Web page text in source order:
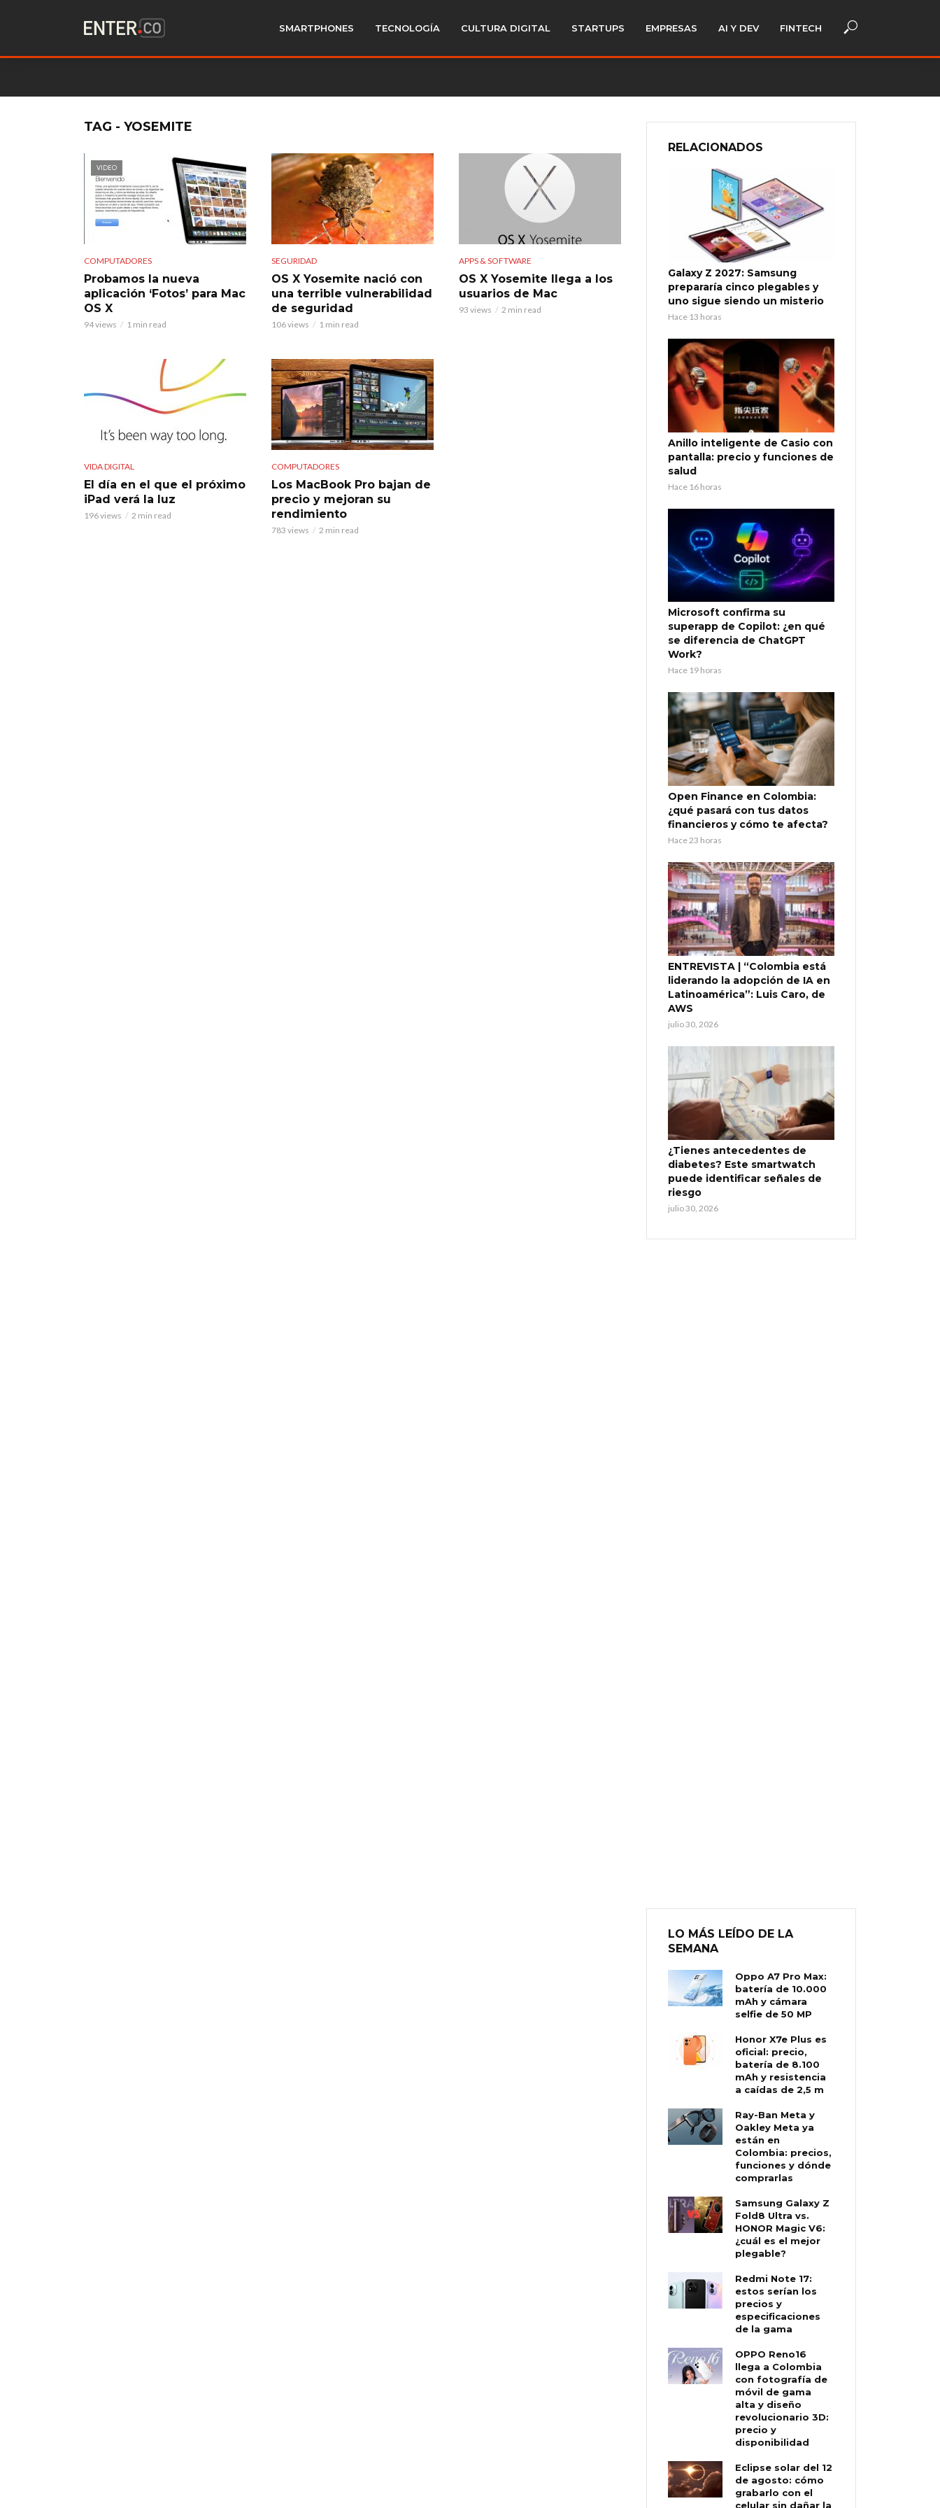
SMARTPHONES TECNOLOGÍA CULTURA DIGITAL STARTUPS EMPRESAS AI Y DEV FINTECH
TAG - YOSEMITE
VIDEO
COMPUTADORES
Probamos la nueva
aplicación ‘Fotos’ para Mac
OS X
94 views 1 min read
SEGURIDAD
OS X Yosemite nació con
una terrible vulnerabilidad
de seguridad
106 views 1 min read
APPS & SOFTWARE
OS X Yosemite llega a los
usuarios de Mac
93 views 2 min read
VIDA DIGITAL
El día en el que el próximo
iPad verá la luz
196 views 2 min read
COMPUTADORES
Los MacBook Pro bajan de
precio y mejoran su
rendimiento
783 views 2 min read
RELACIONADOS
Galaxy Z 2027: Samsung
prepararía cinco plegables y
uno sigue siendo un misterio
Hace 13 horas
Anillo inteligente de Casio con
pantalla: precio y funciones de
salud
Hace 16 horas
Microsoft confirma su
superapp de Copilot: ¿en qué
se diferencia de ChatGPT
Work?
Hace 19 horas
Open Finance en Colombia:
¿qué pasará con tus datos
financieros y cómo te afecta?
Hace 23 horas
ENTREVISTA | “Colombia está
liderando la adopción de IA en
Latinoamérica”: Luis Caro, de
AWS
julio 30, 2026
¿Tienes antecedentes de
diabetes? Este smartwatch
puede identificar señales de
riesgo
julio 30, 2026
LO MÁS LEÍDO DE LA
SEMANA
Oppo A7 Pro Max:
batería de 10.000
mAh y cámara
selfie de 50 MP
Honor X7e Plus es
oficial: precio,
batería de 8.100
mAh y resistencia
a caídas de 2,5 m
Ray-Ban Meta y
Oakley Meta ya
están en
Colombia: precios,
funciones y dónde
comprarlas
Samsung Galaxy Z
Fold8 Ultra vs.
HONOR Magic V6:
¿cuál es el mejor
plegable?
Redmi Note 17:
estos serían los
precios y
especificaciones
de la gama
OPPO Reno16
llega a Colombia
con fotografía de
móvil de gama
alta y diseño
revolucionario 3D:
precio y
disponibilidad
Eclipse solar del 12
de agosto: cómo
grabarlo con el
celular sin dañar la